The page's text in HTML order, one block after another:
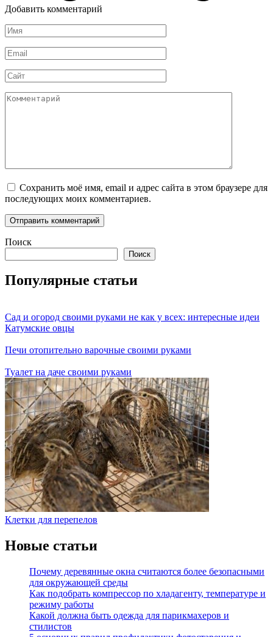
Добавить комментарий
Имя
*
Email
*
Сайт
Комментарий
Сохранить моё имя, email и адрес сайта в этом браузере для
последующих моих комментариев.
Поиск
Поиск
Популярные статьи
Сад и огород своими руками не как у всех: интересные идеи
Катумские овцы
Печи отопительно варочные своими руками
Туалет на даче своими руками
Клетки для перепелов
Новые статьи
Почему деревянные окна считаются более безопасными
для окружающей среды
Как подобрать компрессор по хладагенту, температуре и
режиму работы
Какой должна быть одежда для парикмахеров и
стилистов